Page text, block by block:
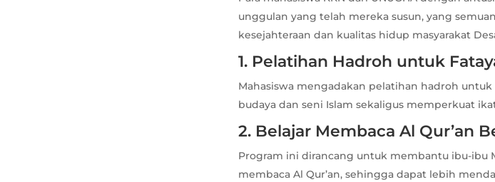
unggulan yang telah mereka susun, yang
kesejahteraan dan kualitas hidup masyarakat
1. Pelatihan Hadroh untuk
Mahasiswa mengadakan pelatihan hadroh
budaya dan seni Islam sekaligus memperkuat
2. Belajar Membaca Al Qur’an
Program ini dirancang untuk membantu ibu-ibu
membaca Al Qur’an, sehingga dapat lebih